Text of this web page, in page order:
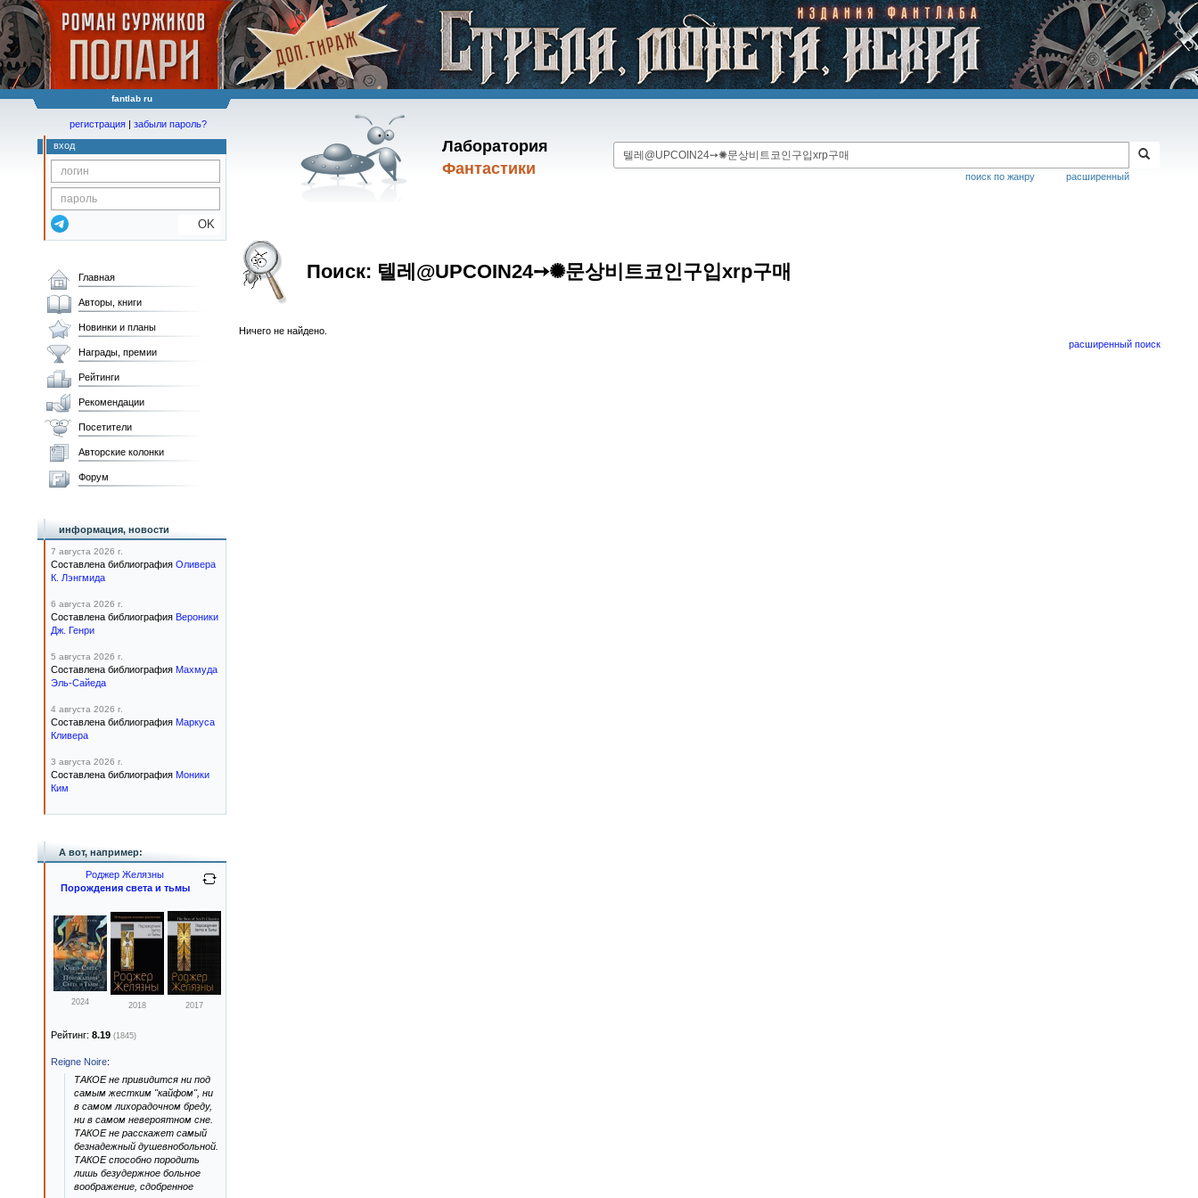
fantlab ru
Лаборатория
Фантастики
расширенный
поиск по жанру
регистрация | забыли пароль?
вход
OK
Поиск: 텔레@UPCOIN24➙✺문상비트코인구입xrp구매
Ничего не найдено.
расширенный поиск
Главная
Авторы, книги
Новинки и планы
Награды, премии
Рейтинги
Рекомендации
Посетители
Авторские колонки
Форум
информация, новости
7 августа 2026 г.
Составлена библиография Оливера
К. Лэнгмида
6 августа 2026 г.
Составлена библиография Вероники
Дж. Генри
5 августа 2026 г.
Составлена библиография Махмуда
Эль-Сайеда
4 августа 2026 г.
Составлена библиография Маркуса
Кливера
3 августа 2026 г.
Составлена библиография Моники
Ким
А вот, например:
Роджер Желязны
Порождения света и тьмы
2024 2018 2017
Рейтинг: 8.19 (1845)
Reigne Noire:
ТАКОЕ не привидится ни под
самым жестким "кайфом", ни
в самом лихорадочном бреду,
ни в самом невероятном сне.
ТАКОЕ не расскажет самый
безнадежный душевнобольной.
ТАКОЕ способно породить
лишь безудержное больное
воображение, сдобренное